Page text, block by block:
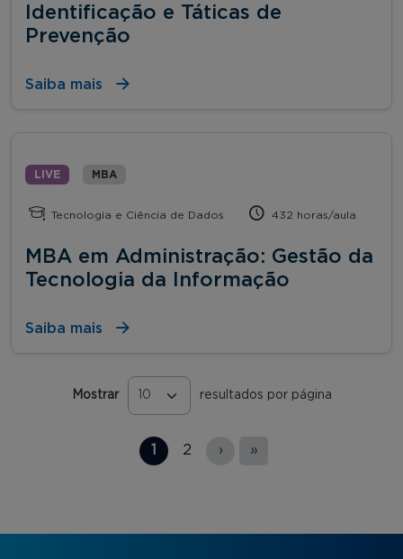
Identificação e Táticas de
Prevenção
Saiba mais
LIVE MBA
Tecnologia e Ciência de Dados 432 horas/aula
MBA em Administração: Gestão da
Tecnologia da Informação
Saiba mais
Mostrar resultados por página
1 2 › »